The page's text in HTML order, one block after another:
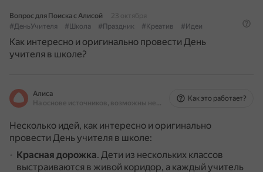
Вопрос для Поиска с Алисой
23 октября
#ДеньУчителя
#Школа #Праздник #Креатив #Идеи
Как интересно и оригинально провести День
учителя в школе?
Алиса
На основе источников, возможны неточности
Как это работает?
Несколько идей, как интересно и оригинально
провести День учителя в школе:
Красная дорожка. Дети из нескольких классов
выстраиваются в живой коридор, а каждый учитель